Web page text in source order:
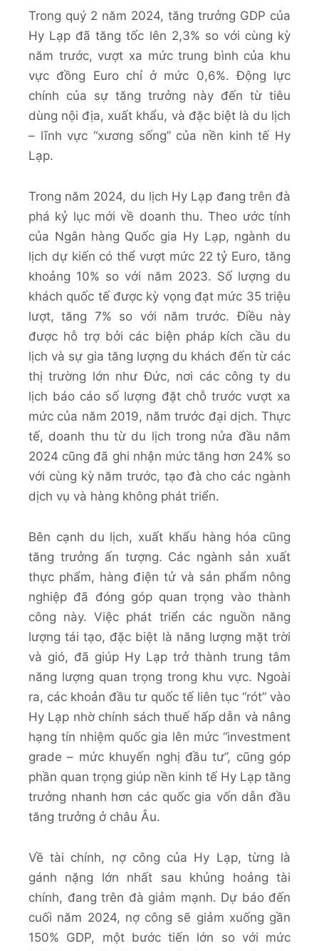
Trong quý 2 năm 2024, tăng trưởng GDP của
Hy Lạp đã tăng tốc lên 2,3% so với cùng kỳ
năm trước, vượt xa mức trung bình của khu
vực đồng Euro chỉ ở mức 0,6%. Động lực
chính của sự tăng trưởng này đến từ tiêu
dùng nội địa, xuất khẩu, và đặc biệt là du lịch
– lĩnh vực “xương sống” của nền kinh tế Hy
Lạp.
Trong năm 2024, du lịch Hy Lạp đang trên đà
phá kỷ lục mới về doanh thu. Theo ước tính
của Ngân hàng Quốc gia Hy Lạp, ngành du
lịch dự kiến có thể vượt mức 22 tỷ Euro, tăng
khoảng 10% so với năm 2023. Số lượng du
khách quốc tế được kỳ vọng đạt mức 35 triệu
lượt, tăng 7% so với năm trước. Điều này
được hỗ trợ bởi các biện pháp kích cầu du
lịch và sự gia tăng lượng du khách đến từ các
thị trường lớn như Đức, nơi các công ty du
lịch báo cáo số lượng đặt chỗ trước vượt xa
mức của năm 2019, năm trước đại dịch. Thực
tế, doanh thu từ du lịch trong nửa đầu năm
2024 cũng đã ghi nhận mức tăng hơn 24% so
với cùng kỳ năm trước, tạo đà cho các ngành
dịch vụ và hàng không phát triển.
Bên cạnh du lịch, xuất khẩu hàng hóa cũng
tăng trưởng ấn tượng. Các ngành sản xuất
thực phẩm, hàng điện tử và sản phẩm nông
nghiệp đã đóng góp quan trọng vào thành
công này​. Việc phát triển các nguồn năng
lượng tái tạo, đặc biệt là năng lượng mặt trời
và gió, đã giúp Hy Lạp trở thành trung tâm
năng lượng quan trọng trong khu vực. Ngoài
ra, các khoản đầu tư quốc tế liên tục “rót” vào
Hy Lạp nhờ chính sách thuế hấp dẫn và nâng
hạng tín nhiệm quốc gia lên mức “investment
grade – mức khuyến nghị đầu tư”, cũng góp
phần quan trọng giúp nền kinh tế Hy Lạp tăng
trưởng nhanh hơn các quốc gia vốn dẫn đầu
tăng trưởng ở châu Âu.
Về tài chính, nợ công của Hy Lạp, từng là
gánh nặng lớn nhất sau khủng hoảng tài
chính, đang trên đà giảm mạnh. Dự báo đến
cuối năm 2024, nợ công sẽ giảm xuống gần
150% GDP, một bước tiến lớn so với mức